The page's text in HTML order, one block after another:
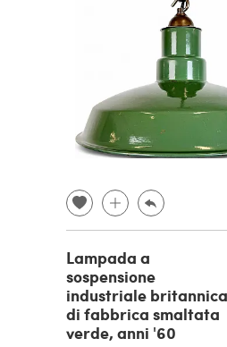
Lampada a
sospensione
industriale britannica
di fabbrica smaltata
verde, anni '60